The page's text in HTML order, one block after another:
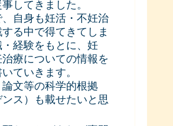
してきました。
自身も妊活・不妊治
る中で得てきてしま
・経験をもとに、妊
療についての情報を
ていきます。
文等の科学的根拠
ンス）も載せたいと思